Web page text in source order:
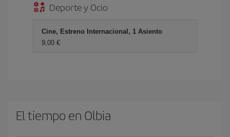
Deporte y Ocio
Cine, Estreno Internacional, 1 Asiento
9,00 €
El tiempo en Olbia